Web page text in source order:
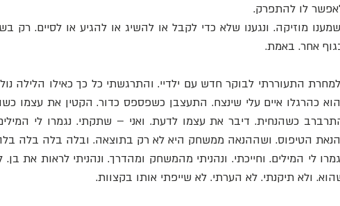
לו להתפרק.
אחר. באמת.
הטיפוס. ושההנאה ממשחק היא לא רק בתוצאה. ובלה בלה בלה
ולא תיקנתי. לא הערתי. לא שייפתי אותו בקצוות.